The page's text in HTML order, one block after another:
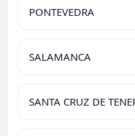
PONTEVEDRA
SALAMANCA
SANTA CRUZ DE